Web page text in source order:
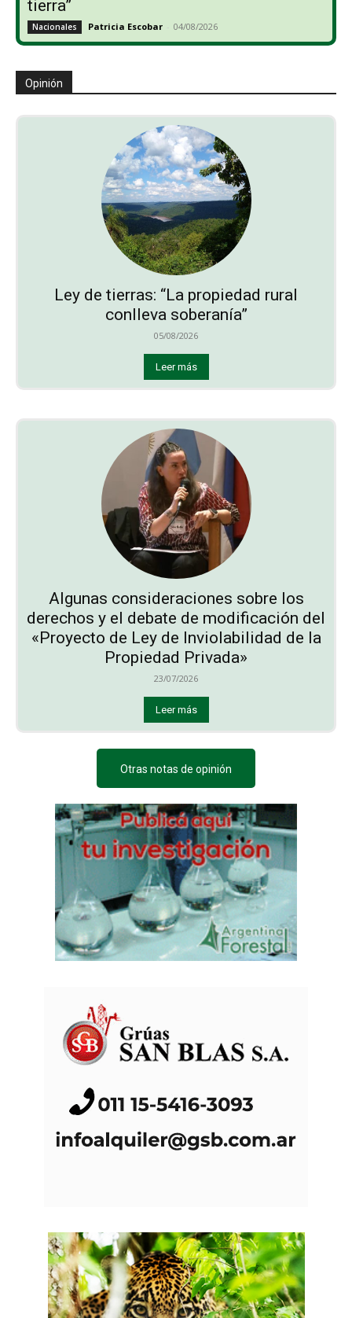
tierra”
Nacionales Patricia Escobar - 04/08/2026
Opinión
Ley de tierras: “La propiedad rural
conlleva soberanía”
05/08/2026
Leer más
Algunas consideraciones sobre los
derechos y el debate de modificación del
«Proyecto de Ley de Inviolabilidad de la
Propiedad Privada»
23/07/2026
Leer más
Otras notas de opinión